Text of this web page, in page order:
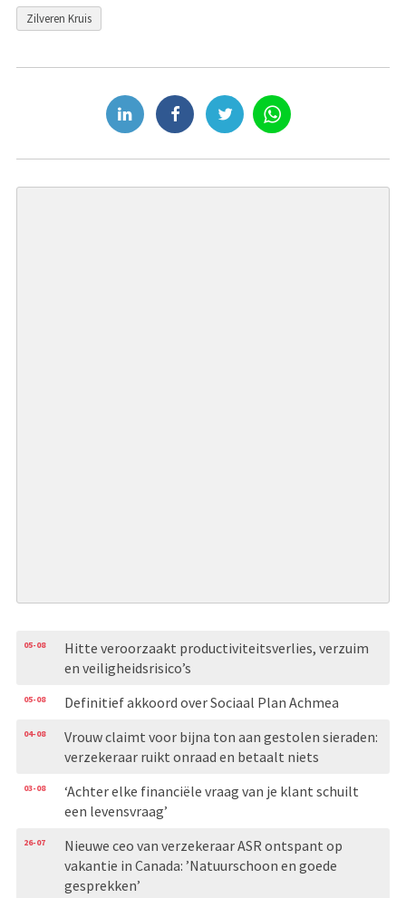
Zilveren Kruis
05-08
Hitte veroorzaakt productiviteitsverlies, verzuim
en veiligheidsrisico’s
05-08 Definitief akkoord over Sociaal Plan Achmea
04-08
Vrouw claimt voor bijna ton aan gestolen sieraden:
verzekeraar ruikt onraad en betaalt niets
03-08
‘Achter elke financiële vraag van je klant schuilt
een levensvraag’
26-07
Nieuwe ceo van verzekeraar ASR ontspant op
vakantie in Canada: ’Natuurschoon en goede
gesprekken’